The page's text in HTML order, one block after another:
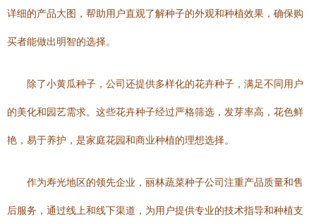
详细的产品大图，帮助用户直观了解种子的外观和种植效果，确保购
买者能做出明智的选择。
除了小黄瓜种子，公司还提供多样化的花卉种子，满足不同用户
的美化和园艺需求。这些花卉种子经过严格筛选，发芽率高，花色鲜
艳，易于养护，是家庭花园和商业种植的理想选择。
作为寿光地区的领先企业，丽林蔬菜种子公司注重产品质量和售
后服务，通过线上和线下渠道，为用户提供专业的技术指导和种植支